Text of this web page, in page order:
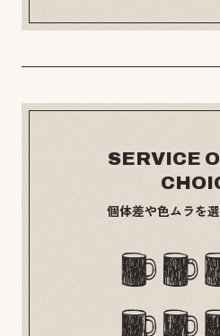
SERVICE
個体差や色ムラを